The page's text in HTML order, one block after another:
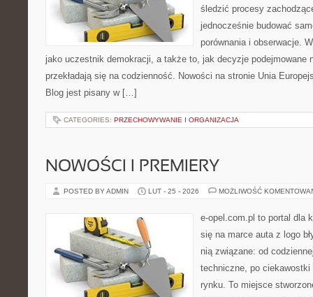
śledzić procesy
jednocześnie budować
porównania i obserwacje.
jako uczestnik demokracji, a także to, jak decyzje podejmowane
przekładają się na codzienność. Nowości na stronie Unia
Blog jest pisany w […]
CATEGORIES: PRZECHOWYWANIE I ORGANIZACJA
NOWOŚCI I PREMIERY
POSTED BY ADMIN LUT - 25 - 2026 MOŻLIWOŚĆ
e-opel.com.pl to portal dla
się na marce auta z logo
nią związane: od
techniczne, po
rynku. To miejsce